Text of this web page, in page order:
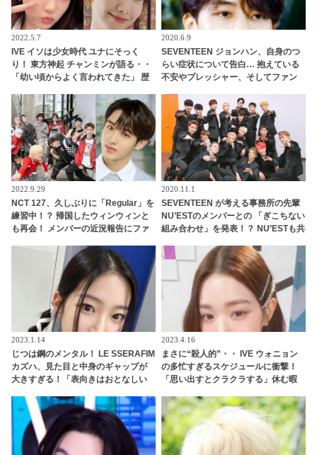
2022.5.7
IVE イソは少女時代 ユナにそっく
り！ 東方神起 チャンミンが語る・・
「幼い頃からよく言われてきた」 歴
2020.6.9
SEVENTEEN ジョンハン、自身のつ
らい症状について告白… 抱えている
不安やプレッシャー、そしてファン
ンが語った素直な思いにファン涙
2022.9.29
NCT 127、久しぶりに「Regular」を
練習中！？ 帰国したウィンウィンと
も再会！ メンバーの近況報告にファ
2020.11.1
SEVENTEEN が考える事務所の先輩
NU’ESTのメンバーとの 「ぎこちない
組み合わせ」を発表！？ NU’ESTも共
は・・・
2023.1.14
じつは鋼のメンタル！ LE SSERAFIM
カズハ、見た目と中身のギャップが
大きすぎる！「表向きはおとなしい
ンも納得
2023.4.16
まさに“殺人的”・・ IVE ウォニョン
の多忙すぎるスケジュールに衝撃！
「思い出すとクラクラする」休む暇
仕事ぶりにビックリ